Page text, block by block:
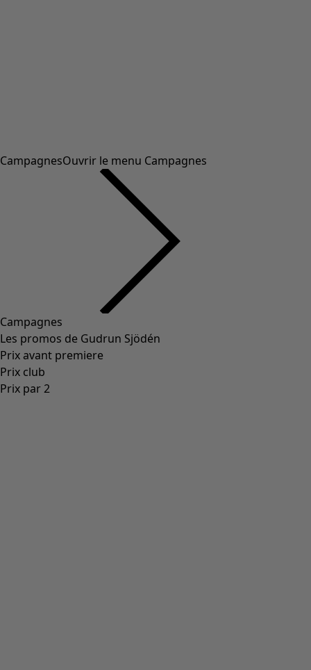
CampagnesOuvrir le menu Campagnes
Campagnes
Les promos de Gudrun Sjödén
Prix avant premiere
Prix club
Prix par 2